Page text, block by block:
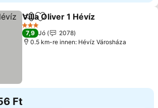
Megosztás
Hozzáadás a kedvencekhez
Villa Oliver 1 Hévíz
3 Kategória
7,9 Jó
2078
0.5 km-re innen: Hévíz Városháza
Ft